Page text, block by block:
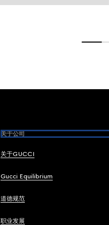
关于公司
关于GUCCI
Gucci Equilibrium
道德规范
职业发展